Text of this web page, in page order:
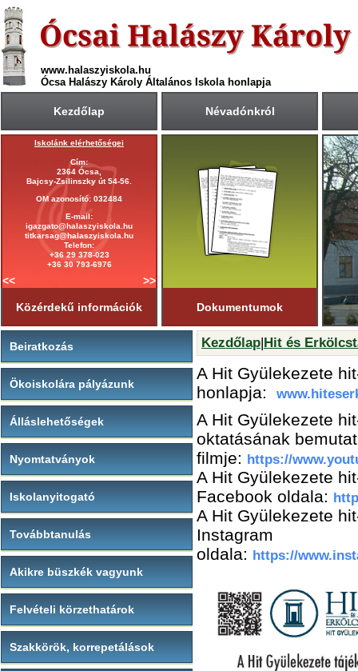
www.halaszyiskola.hu
Ócsa Halászy Károly Általános Iskola honlapja
Kezdőlap Névadónkról
Iskolánk elérhetőségei
Cím:
2364 Ócsa,
Bajcsy-Zsilinszky út 54-56.
OM azonosító: 032484
E-mail:
igazgato@halaszyiskola.hu
titkarsag@halaszyiskola.hu
Telefon:
+36 29 378-023
+36 30 793-6976
Első tanítási nap:
2025. szeptember 1. (hétfő)
Utolsó tanítási nap:
2026. június 19. (péntek)
Tanítási napok száma:
181 nap
Első félév
2026. január 23-igtart.
<< >>
Közérdekű információk Dokumentumok
Beiratkozás
Ökoiskolára pályázunk
Álláslehetőségek
Nyomtatványok
Iskolanyitogató
Továbbtanulás
Akikre büszkék vagyunk
Felvételi körzethatárok
Szakkörök, korrepetálások
Kezdőlap|Hit és
A Hit Gyülekezete
honlapja:
A Hit Gyülekezete
oktatásának
filmje: https://
A Hit Gyülekezete
Facebook oldala:
A Hit Gyülekezete
Instagram
oldala: https://